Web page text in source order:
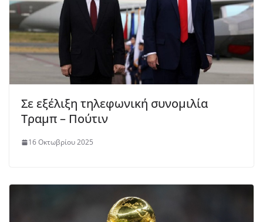
Σε εξέλιξη τηλεφωνική συνομιλία
Τραμπ – Πούτιν
16 Οκτωβρίου 2025